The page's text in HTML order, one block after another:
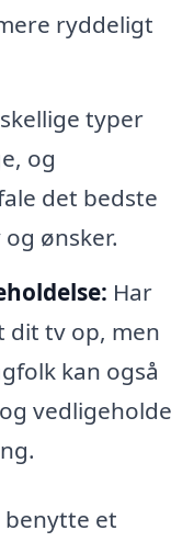
ryddeligt
typer
og
det bedste
ønsker.
Har
dit tv op, men
kan også
vedligeholde
et